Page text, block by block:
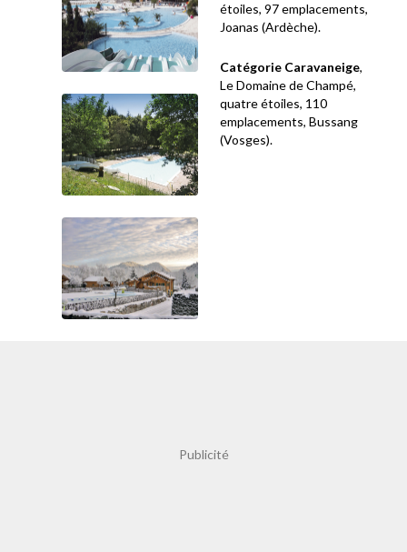
étoiles, 97 emplacements,
Joanas (Ardèche).
Catégorie Caravaneige,
Le Domaine de Champé,
quatre étoiles, 110
emplacements, Bussang
(Vosges).